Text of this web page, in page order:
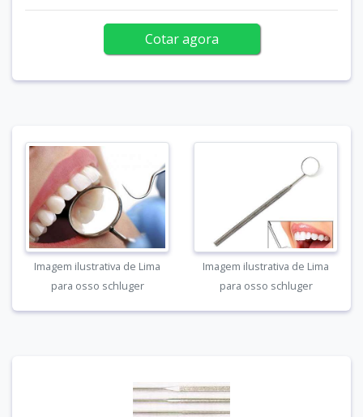
Cotar agora
Imagem ilustrativa de Lima
para osso schluger
Imagem ilustrativa de Lima
para osso schluger